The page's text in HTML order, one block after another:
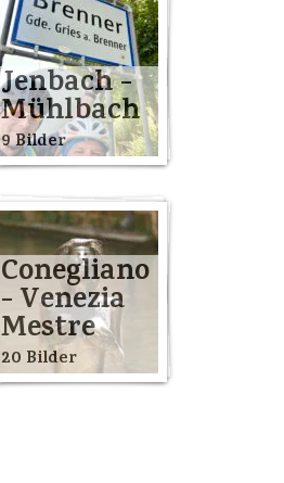
Jenbach -
Mühlbach
9 Bilder
Conegliano
- Venezia
Mestre
20 Bilder